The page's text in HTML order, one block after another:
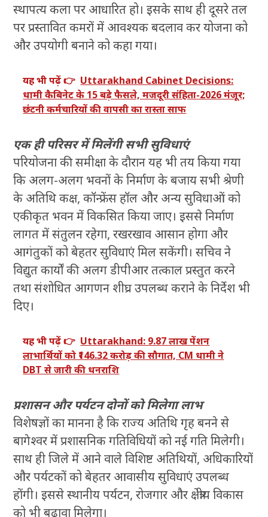
स्थापत्य कला पर आधारित हो। इसके साथ ही दूसरे तल
पर प्रस्तावित कमरों में आवश्यक बदलाव कर योजना को
और उपयोगी बनाने को कहा गया।
यह भी पढ़ें 👉 Uttarakhand Cabinet Decisions:
धामी कैबिनेट के 15 बड़े फैसले, मजदूरी संहिता-2026 मंजूर;
छंटनी कर्मचारियों की वापसी का रास्ता साफ
एक ही परिसर में मिलेंगी सभी सुविधाएं
परियोजना की समीक्षा के दौरान यह भी तय किया गया
कि अलग-अलग भवनों के निर्माण के बजाय सभी श्रेणी
के अतिथि कक्ष, कॉन्फ्रेंस हॉल और अन्य सुविधाओं को
एकीकृत भवन में विकसित किया जाए। इससे निर्माण
लागत में संतुलन रहेगा, रखरखाव आसान होगा और
आगंतुकों को बेहतर सुविधाएं मिल सकेंगी। सचिव ने
विद्युत कार्यों की अलग डीपीआर तत्काल प्रस्तुत करने
तथा संशोधित आगणन शीघ्र उपलब्ध कराने के निर्देश भी
दिए।
यह भी पढ़ें 👉 Uttarakhand: 9.87 लाख पेंशन
लाभार्थियों को ₹146.32 करोड़ की सौगात, CM धामी ने
DBT से जारी की धनराशि
प्रशासन और पर्यटन दोनों को मिलेगा लाभ
विशेषज्ञों का मानना है कि राज्य अतिथि गृह बनने से
बागेश्वर में प्रशासनिक गतिविधियों को नई गति मिलेगी।
साथ ही जिले में आने वाले विशिष्ट अतिथियों, अधिकारियों
और पर्यटकों को बेहतर आवासीय सुविधाएं उपलब्ध
होंगी। इससे स्थानीय पर्यटन, रोजगार और क्षेत्रीय विकास
को भी बढ़ावा मिलेगा।